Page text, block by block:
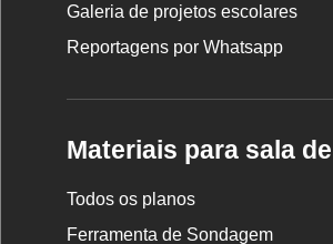
Galeria de projetos escolares
Reportagens por Whatsapp
Materiais para sala
Todos os planos
Ferramenta de Sondagem